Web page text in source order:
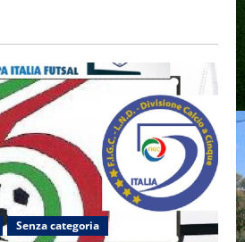
Senza categoria